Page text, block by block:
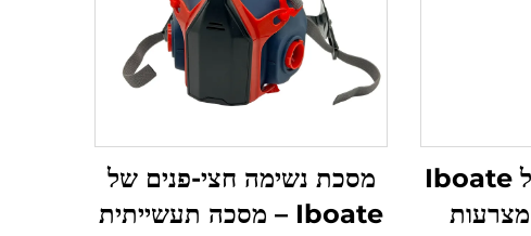
חליפת השימוש של Iboate
מסכת נשימה חצי-פנים של
Iboate – מסכה תעשייתית